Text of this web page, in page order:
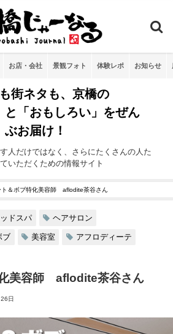
お店・会社 景観フォト 体験レポ お知らせ
街ネタも、京橋の
と「おもしろい」をぜん
ぶお届け！
人だけではなく、さらにたくさんの人た
いただくための情報サイト
ト＆ボブ特化美容師 aflodite茶谷さん
ドスパ ヘアサロン
ブ 美容室 アフロディーテ
美容師 aflodite茶谷さん
日